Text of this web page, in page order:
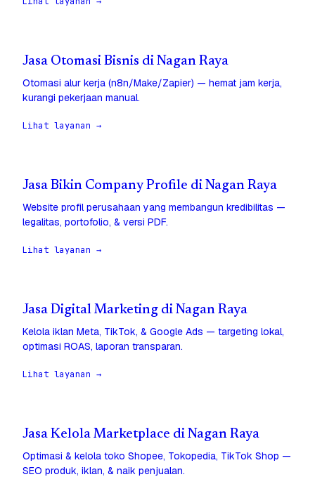
Jasa Otomasi Bisnis di Nagan Raya
Otomasi alur kerja (n8n/Make/Zapier) — hemat jam kerja,
kurangi pekerjaan manual.
Lihat layanan →
Jasa Bikin Company Profile di Nagan Raya
Website profil perusahaan yang membangun kredibilitas —
legalitas, portofolio, & versi PDF.
Lihat layanan →
Jasa Digital Marketing di Nagan Raya
Kelola iklan Meta, TikTok, & Google Ads — targeting lokal,
optimasi ROAS, laporan transparan.
Lihat layanan →
Jasa Kelola Marketplace di Nagan Raya
Optimasi & kelola toko Shopee, Tokopedia, TikTok Shop —
SEO produk, iklan, & naik penjualan.